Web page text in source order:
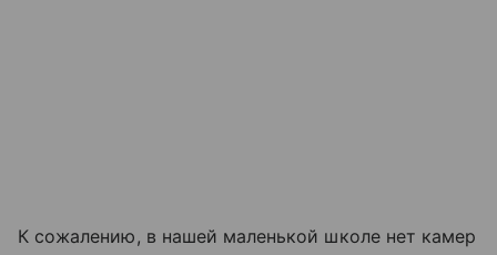
К сожалению, в нашей маленькой школе нет камер